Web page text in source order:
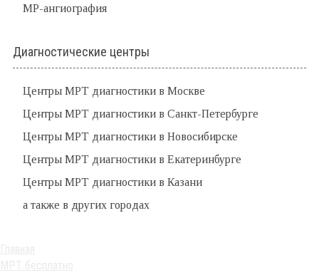
МР-ангиография
Диагностические центры
Центры МРТ диагностики в Москве
Центры МРТ диагностики в Санкт-Петербурге
Центры МРТ диагностики в Новосибирске
Центры МРТ диагностики в Екатеринбурге
Центры МРТ диагностики в Казани
а также в других городах